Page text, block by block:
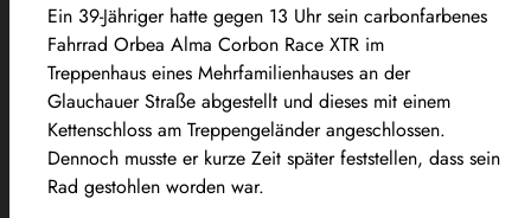
Ein 39-Jähriger hatte gegen 13 Uhr sein carbonfarbenes
Fahrrad Orbea Alma Corbon Race XTR im
Treppenhaus eines Mehrfamilienhauses an der
Glauchauer Straße abgestellt und dieses mit einem
Kettenschloss am Treppengeländer angeschlossen.
Dennoch musste er kurze Zeit später feststellen, dass sein
Rad gestohlen worden war.